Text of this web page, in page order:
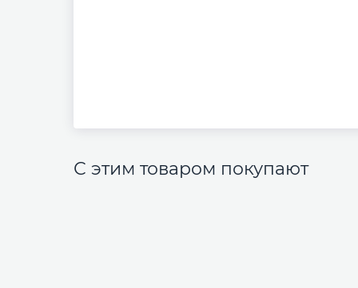
С этим товаром покупают